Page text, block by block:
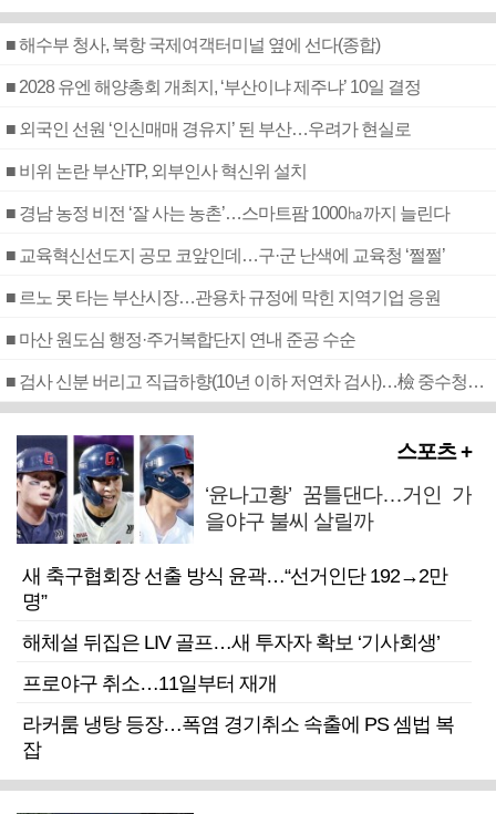
■ 해수부 청사, 북항 국제여객터미널 옆에 선다(종합)
■ 2028 유엔 해양총회 개최지, ‘부산이냐 제주냐’ 10일 결정
■ 외국인 선원 ‘인신매매 경유지’ 된 부산…우려가 현실로
■ 비위 논란 부산TP, 외부인사 혁신위 설치
■ 경남 농정 비전 ‘잘 사는 농촌’…스마트팜 1000㏊까지 늘린다
■ 교육혁신선도지 공모 코앞인데…구·군 난색에 교육청 ‘쩔쩔’
■ 르노 못 타는 부산시장…관용차 규정에 막힌 지역기업 응원
■ 마산 원도심 행정·주거복합단지 연내 준공 수순
■ 검사 신분 버리고 직급하향(10년 이하 저연차 검사)…檢 중수청행 기피
스포츠 +
‘윤나고황’ 꿈틀댄다…거인 가
을야구 불씨 살릴까
새 축구협회장 선출 방식 윤곽…“선거인단 192→2만
명”
해체설 뒤집은 LIV 골프…새 투자자 확보 ‘기사회생’
프로야구 취소…11일부터 재개
라커룸 냉탕 등장…폭염 경기취소 속출에 PS 셈법 복
잡